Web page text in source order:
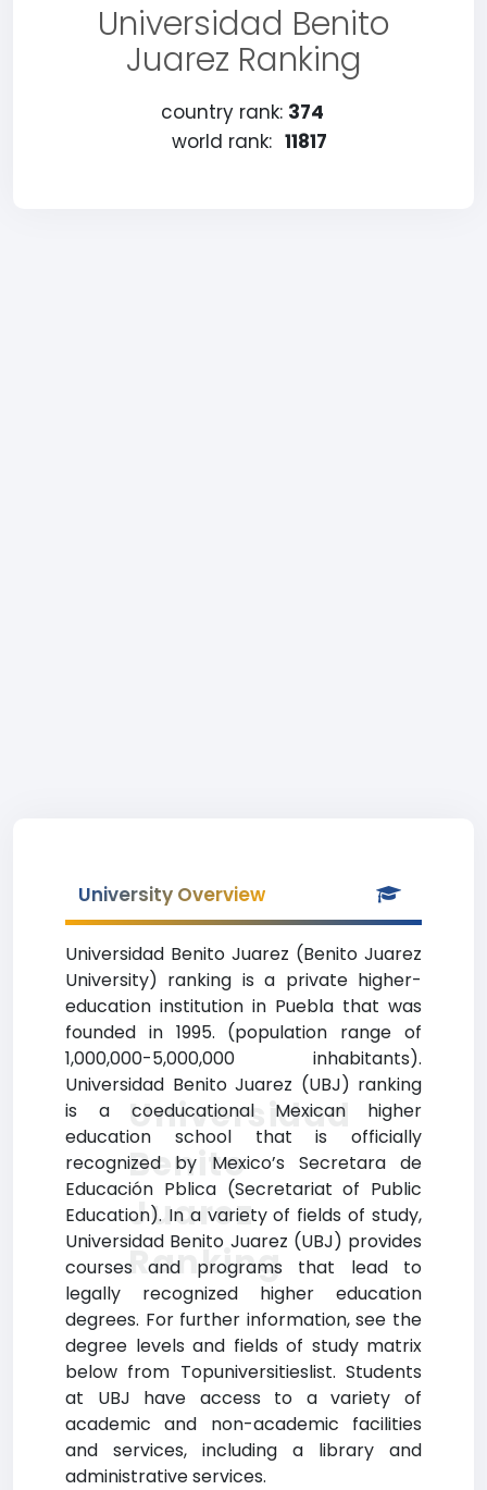
Universidad Benito
Juarez Ranking
country rank: 374
world rank: 11817
University Overview
Universidad Benito Juarez (Benito Juarez
University) ranking is a private higher-
education institution in Puebla that was
founded in 1995. (population range of
1,000,000-5,000,000 inhabitants).
Universidad Benito Juarez (UBJ) ranking
is a coeducational Mexican higher
education school that is officially
recognized by Mexico’s Secretara de
Educación Pblica (Secretariat of Public
Education). In a variety of fields of study,
Universidad Benito Juarez (UBJ) provides
courses and programs that lead to
legally recognized higher education
degrees. For further information, see the
degree levels and fields of study matrix
below from Topuniversitieslist. Students
at UBJ have access to a variety of
academic and non-academic facilities
and services, including a library and
administrative services.
Universidad
Benito
Juarez
Ranking